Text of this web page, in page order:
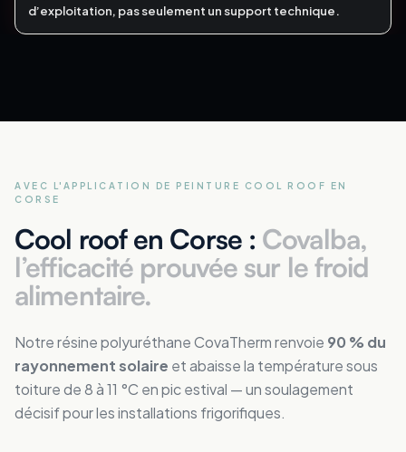
d’exploitation, pas seulement un support technique.
AVEC L'APPLICATION DE PEINTURE COOL ROOF
EN
CORSE
Cool roof en Corse : Covalba,
l’efficacité prouvée sur le froid
alimentaire.
Notre résine polyuréthane CovaTherm renvoie 90 % du
rayonnement solaire et abaisse la température sous
toiture de 8 à 11 °C en pic estival — un soulagement
décisif pour les installations frigorifiques.